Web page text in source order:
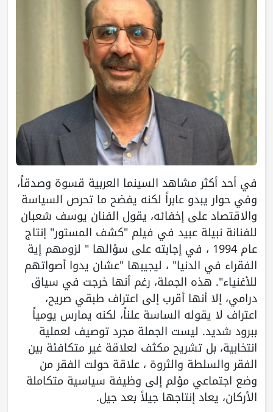
في أحد أكثر مشاهد السينما العربية قسوة وصدقاً،
وفي حوار يبدو عابراً لكنه يفضح ما تحرص السياسة
والاقتصاد على إخفائه، يقول الفنان يوسف شعبان
للفنانة نبيلة عبيد في فيلم "كشف المستور" إنتاج
عام 1994 ، في إجابته على سؤالها " لزومهم إية
الفقراء في الدنيا" ، ليجيبها "عشان يدوا أصواتهم
للأغنياء". هذه الجملة، رغم أنها خرجت في سياق
درامي، إلا أنها أقرب إلى اعتراف طبقي صريح،
اعتراف لا يقوله الساسة علناً، لكنه يمارس يومياً
ببرود شديد. ليست الجملة مجرد توصيف لعملية
انتخابية، بل تشريح مكثف لعلاقة غير متكافئة بين
الفقر والسلطة والثروة ، علاقة حولت الفقر من
وضع اجتماعي مؤلم إلى وظيفة سياسية متكاملة
الأركان، يعاد إنتاجها جيلاً بعد جيل.